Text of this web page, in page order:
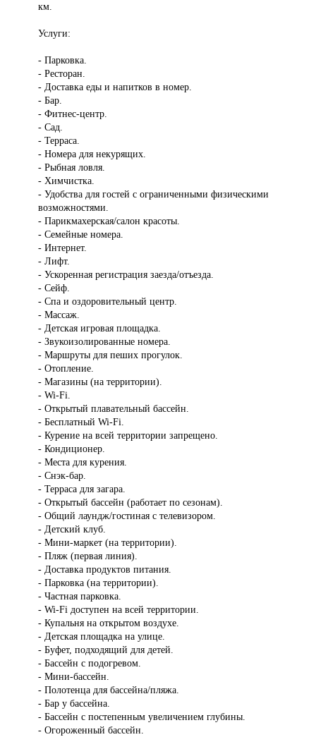
км.
Услуги:
- Парковка.
- Ресторан.
- Доставка еды и напитков в номер.
- Бар.
- Фитнес-центр.
- Сад.
- Терраса.
- Номера для некурящих.
- Рыбная ловля.
- Химчистка.
- Удобства для гостей с ограниченными физическими
возможностями.
- Парикмахерская/салон красоты.
- Семейные номера.
- Интернет.
- Лифт.
- Ускоренная регистрация заезда/отъезда.
- Сейф.
- Спа и оздоровительный центр.
- Массаж.
- Детская игровая площадка.
- Звукоизолированные номера.
- Маршруты для пеших прогулок.
- Отопление.
- Магазины (на территории).
- Wi-Fi.
- Открытый плавательный бассейн.
- Бесплатный Wi-Fi.
- Курение на всей территории запрещено.
- Кондиционер.
- Места для курения.
- Снэк-бар.
- Терраса для загара.
- Открытый бассейн (работает по сезонам).
- Общий лаундж/гостиная с телевизором.
- Детский клуб.
- Мини-маркет (на территории).
- Пляж (первая линия).
- Доставка продуктов питания.
- Парковка (на территории).
- Частная парковка.
- Wi-Fi доступен на всей территории.
- Купальня на открытом воздухе.
- Детская площадка на улице.
- Буфет, подходящий для детей.
- Бассейн с подогревом.
- Мини-бассейн.
- Полотенца для бассейна/пляжа.
- Бар у бассейна.
- Бассейн с постепенным увеличением глубины.
- Огороженный бассейн.